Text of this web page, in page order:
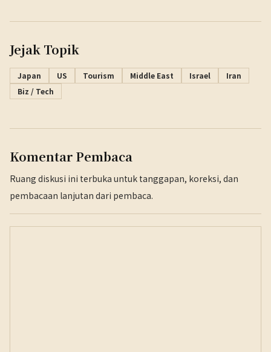
Jejak Topik
Japan US Tourism Middle East Israel
Iran
Biz / Tech
Komentar Pembaca
Ruang diskusi ini terbuka untuk tanggapan, koreksi, dan
pembacaan lanjutan dari pembaca.